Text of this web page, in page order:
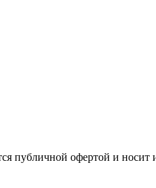
публичной офертой и